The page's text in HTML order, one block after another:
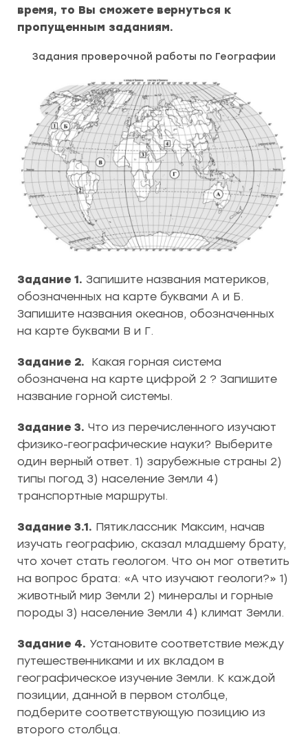
время, то Вы сможете вернуться к
пропущенным заданиям.
Задания проверочной работы по Географии
Задание 1. Запишите названия материков,
обозначенных на карте буквами А и Б.
Запишите названия океанов, обозначенных
на карте буквами В и Г.
Задание 2. Какая горная система
обозначена на карте цифрой 2 ? Запишите
название горной системы.
Задание 3. Что из перечисленного изучают
физико-географические науки? Выберите
один верный ответ. 1) зарубежные страны 2)
типы погод 3) население Земли 4)
транспортные маршруты.
Задание 3.1. Пятиклассник Максим, начав
изучать географию, сказал младшему брату,
что хочет стать геологом. Что он мог ответить
на вопрос брата: «А что изучают геологи?» 1)
животный мир Земли 2) минералы и горные
породы 3) население Земли 4) климат Земли.
Задание 4. Установите соответствие между
путешественниками и их вкладом в
географическое изучение Земли. К каждой
позиции, данной в первом столбце,
подберите соответствующую позицию из
второго столбца.